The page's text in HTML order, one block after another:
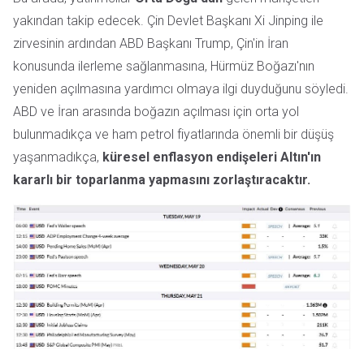
yakından takip edecek. Çin Devlet Başkanı Xi Jinping ile
zirvesinin ardından ABD Başkanı Trump, Çin'in İran
konusunda ilerleme sağlanmasına, Hürmüz Boğazı'nın
yeniden açılmasına yardımcı olmaya ilgi duyduğunu söyledi.
ABD ve İran arasında boğazın açılması için orta yol
bulunmadıkça ve ham petrol fiyatlarında önemli bir düşüş
yaşanmadıkça, küresel enflasyon endişeleri Altın'ın
kararlı bir toparlanma yapmasını zorlaştıracaktır.